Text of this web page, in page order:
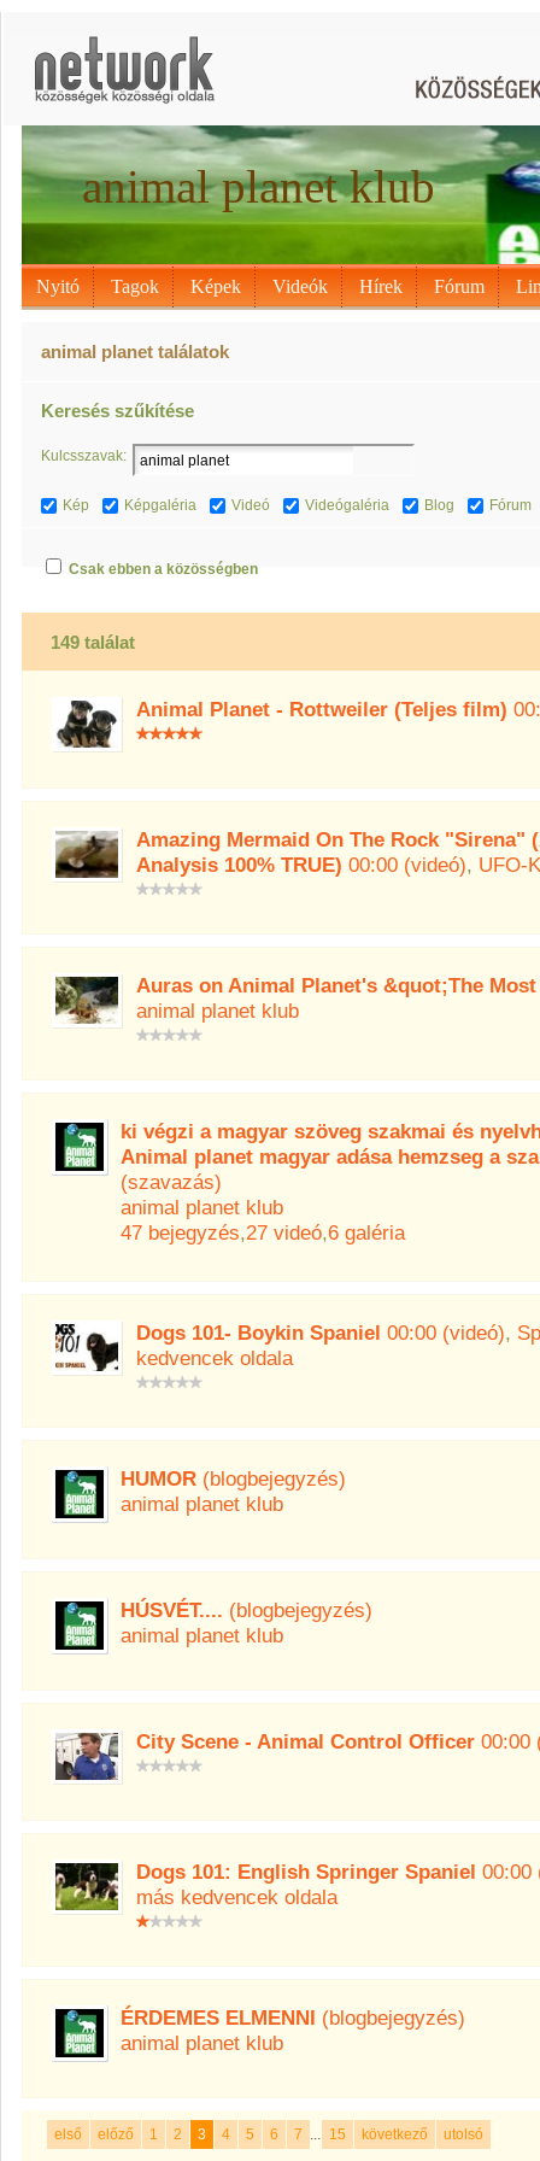
animal planet klub
Nyitó Tagok Képek Videók Hírek Fórum
animal planet találatok
Keresés szűkítése
Kulcsszavak:
Kép Képgaléria Videó Videógaléria Blog Fórum
Csak ebben a közösségben
149 találat
Animal Planet - Rottweiler (Teljes film)
Amazing Mermaid On The Rock "Sirena"
Analysis 100% TRUE) 00:00 (videó), UFO-
Auras on Animal Planet's &quot;The
animal planet klub
ki végzi a magyar szöveg szakmai és
Animal planet magyar adása hemzseg a
(szavazás)
animal planet klub
47 bejegyzés,27 videó,6 galéria
Dogs 101- Boykin Spaniel 00:00 (videó),
kedvencek oldala
HUMOR (blogbejegyzés)
animal planet klub
HÚSVÉT.... (blogbejegyzés)
animal planet klub
City Scene - Animal Control Officer 00:00
Dogs 101: English Springer Spaniel 00:00
más kedvencek oldala
ÉRDEMES ELMENNI (blogbejegyzés)
animal planet klub
első előző 1 2 3 4 5 6 7 ... 15 következő utolsó